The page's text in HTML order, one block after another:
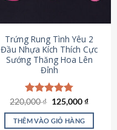
được
chọn
trên
trang
sản
phẩm
Trứng Rung Tình Yêu 2
Đầu Nhựa Kích Thích Cực
Sướng Thăng Hoa Lên
Đỉnh
Được xếp
hạng4.79
5 sao
220,000₫ Giá
là:
220,000 ₫.
125,000₫Giá
tại
THÊM VÀO GIỎ HÀNG